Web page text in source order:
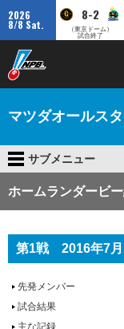
2026
8/8 Sat.
8-2
（東京ドーム）
試合終了
マツダオールス
サブメニュー
ホームランダービ
第1戦 2016年7月
先発メンバー
試合結果
主な記録